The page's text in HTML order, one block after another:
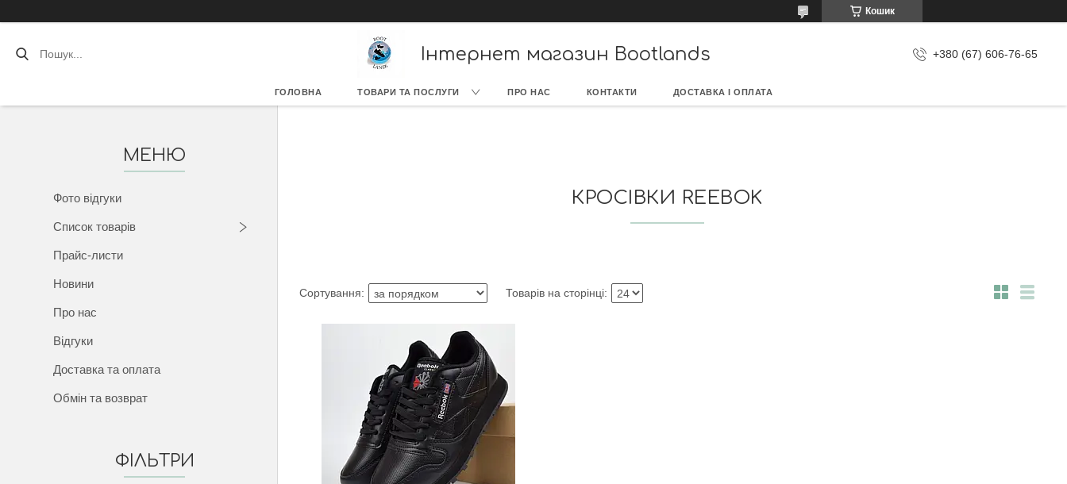
Кошик
Інтернет магазин Bootlands +380 (67) 606-76-65
ГОЛОВНА ТОВАРИ ТА ПОСЛУГИ ПРО НАС КОНТАКТИ ДОСТАВКА І ОПЛАТА
Фото відгуки
Список товарів
Прайс-листи
Новини
Про нас
Відгуки
Доставка та оплата
Обмін та возврат
ФІЛЬТРИ
КРОСІВКИ REEBOK